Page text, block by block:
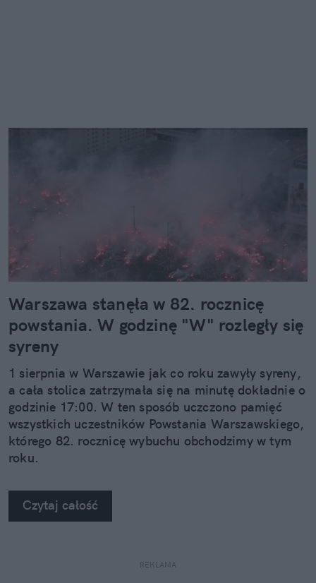
Warszawa stanęła w 82. rocznicę
powstania. W godzinę "W" rozległy się
syreny
1 sierpnia w Warszawie jak co roku zawyły syreny,
a cała stolica zatrzymała się na minutę dokładnie o
godzinie 17:00. W ten sposób uczczono pamięć
wszystkich uczestników Powstania Warszawskiego,
którego 82. rocznicę wybuchu obchodzimy w tym
roku.
Czytaj całość
REKLAMA